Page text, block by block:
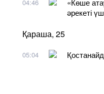
04:46
«Көше
әрекеті
Қараша, 25
05:04